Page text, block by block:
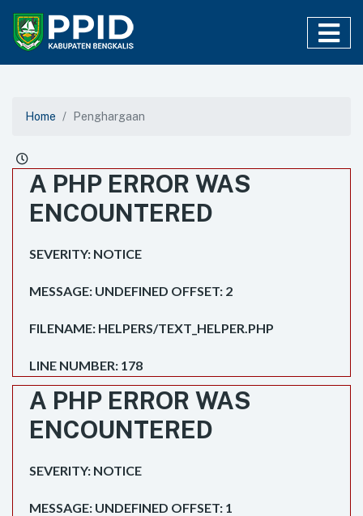
Home Penghargaan
A PHP ERROR WAS
ENCOUNTERED
SEVERITY: NOTICE
MESSAGE: UNDEFINED OFFSET: 2
FILENAME: HELPERS/TEXT_HELPER.PHP
LINE NUMBER: 178
A PHP ERROR WAS
ENCOUNTERED
SEVERITY: NOTICE
MESSAGE: UNDEFINED OFFSET: 1